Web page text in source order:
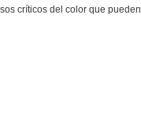
críticos del color que pueden